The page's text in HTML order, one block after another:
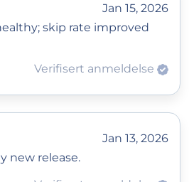
Jan 15, 2026
skip rate improved
Verifisert anmeldelse
Jan 13, 2026
new release.